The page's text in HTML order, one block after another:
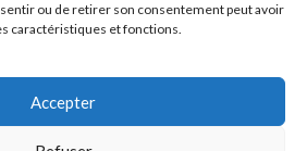
ou de retirer son consentement peut avoir
caractéristiques et fonctions.
Accepter
MODÉRATION — INTERDICTION DE
DE MOINS DE 18 ANS